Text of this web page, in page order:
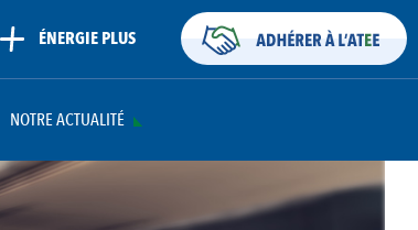
ÉNERGIE PLUS
NOTRE ACTUALITÉ